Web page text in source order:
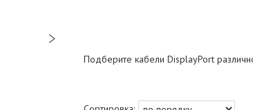
Подберите кабели DisplayPort